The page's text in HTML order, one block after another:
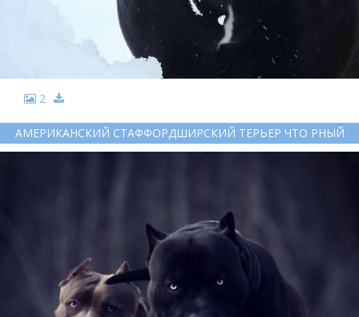
2
АМЕРИКАНСКИЙ СТАФФОРДШИРСКИЙ ТЕРЬЕР ЧТО РНЫЙ